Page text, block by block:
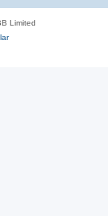
Limited